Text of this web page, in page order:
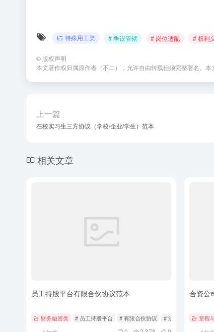
特殊用工类 # 争议管辖 # 岗位适配 # 权利
© 版权声明
本文著作权归属原作者（不二），允许自由转载但须完整署名。
上一篇
在校实习生三方协议（学校/企业/学生）范本
相关文章
员工持股平台有限合伙协议范本
财务融资类 # 员工持股平台 # 有限合伙协议 # 法律范本
合资公
章程